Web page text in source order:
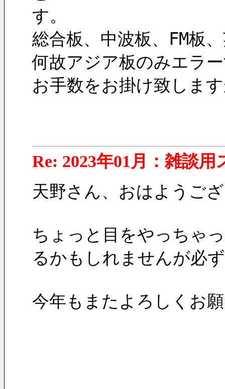
す。
総合板、中波板、FM板
何故アジア板のみエラ
お手数をお掛け致しま
Re: 2023年01月：雑談用
天野さん、おはようご
ちょっと目をやっちゃ
るかもしれませんが必
今年もまたよろしくお